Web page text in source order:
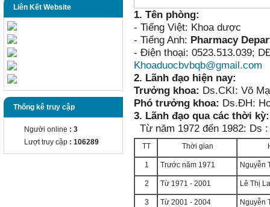
Liên Kết Website
Thống kê truy cập
Người online : 3
Lượt truy cập : 106289
1. Tên phòng:
- Tiếng Việt: Khoa dược
- Tiếng Anh: Pharmacy
- Điện thoại: 0523.513.039;
Khoaduocbvbqb@gmail.com
2. Lãnh đạo hiện nay:
Trưởng khoa: Ds.CKI: Võ
Phó trưởng khoa: Ds.ĐH:
3. Lãnh đạo qua các thời kỳ:
Từ năm 1972 đến 1982: Ds :
TT Thời gian
1 Trước năm 1971 Nguyễn
2 Từ 1971 - 2001 Lê Thị
3 Từ 2001 - 2004 Nguyễn